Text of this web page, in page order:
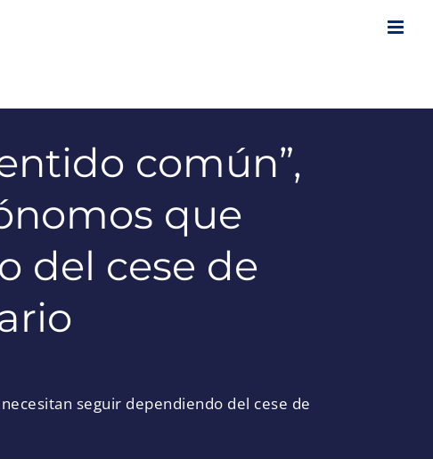
común”,
que
del cese de
seguir dependiendo del cese de